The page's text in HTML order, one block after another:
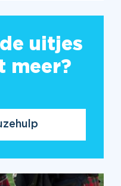
uitjes
meer?